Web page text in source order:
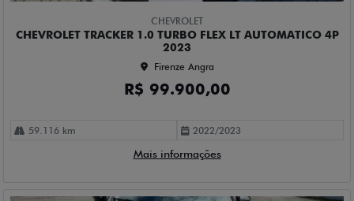
CHEVROLET
CHEVROLET TRACKER 1.0 TURBO FLEX LT AUTOMATICO 4P
2023
Firenze Angra
R$ 99.900,00
59.116 km 2022/2023
Mais informações